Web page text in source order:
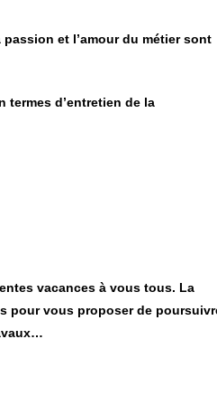
et l’amour du métier sont
termes d’entretien de la
vacances à vous tous. La
pour vous proposer de